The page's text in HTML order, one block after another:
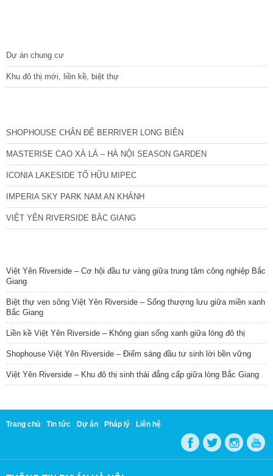
Dự án chung cư
Khu đô thị mới, liền kề, biệt thự
SHOPHOUSE CHÂN ĐẾ BERRIVER LONG BIÊN
MASTERISE CAO XÀ LÁ – HÀ NỘI SEASON GARDEN
ICONIA LAKESIDE TỐ HỮU MIPEC
IMPERIA SKY PARK NAM AN KHÁNH
VIỆT YÊN RIVERSIDE BẮC GIANG
Việt Yên Riverside – Cơ hội đầu tư vàng giữa trung tâm công nghiệp Bắc
Giang
Biệt thự ven sông Việt Yên Riverside – Sống thượng lưu giữa miền xanh
Bắc Giang
Liền kề Việt Yên Riverside – Không gian sống xanh giữa lòng đô thị
Shophouse Việt Yên Riverside – Điểm sáng đầu tư sinh lời bền vững
Việt Yên Riverside – Khu đô thị sinh thái đẳng cấp giữa lòng Bắc Giang
Trang chủ Tin tức Dự án Pháp lý Liên hệ